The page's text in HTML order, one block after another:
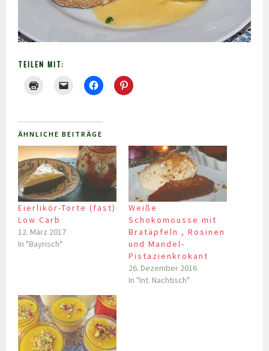
TEILEN MIT:
ÄHNLICHE BEITRÄGE
Eierlikör-Torte (fast)
Low Carb
12. März 2017
In "Bayrisch"
Weiße
Schokomousse mit
Bratäpfeln , Rosinen
und Mandel-
Pistazienkrokant
26. Dezember 2016
In "Int. Nachtisch"